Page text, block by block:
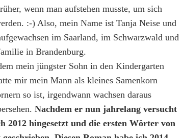
wenn man aufstehen musste, um sich
:-) Also, mein Name ist Tanja Neise und
im Saarland, im Schwarzwald und
in Brandenburg.
mein jüngster Sohn in den Kindergarten
mir mein Mann als kleines Samenkorn
so ist, irgendwann wachsen daraus
Nachdem er nun jahrelang versucht
2012 hingesetzt und die ersten Wörter von